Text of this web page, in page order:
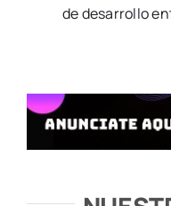
de desarrollo